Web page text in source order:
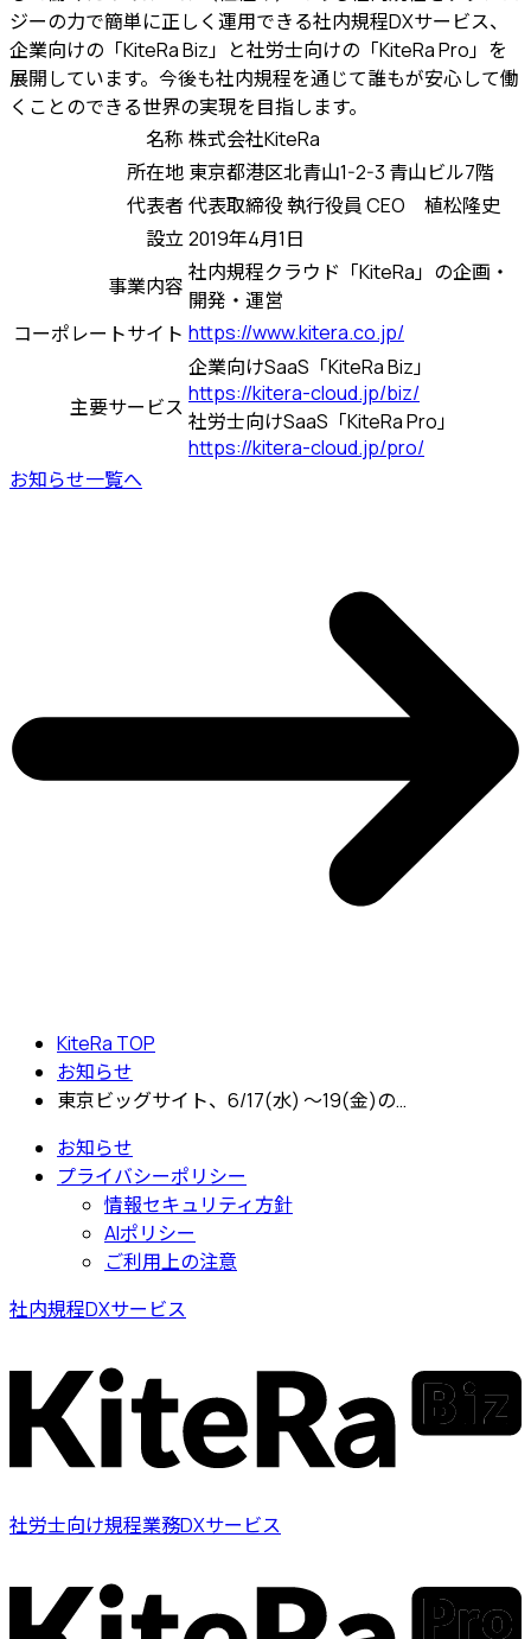
ジーの力で簡単に正しく運用できる社内規程DXサービス、
企業向けの「KiteRa Biz」と社労士向けの「KiteRa Pro」を
展開しています。今後も社内規程を通じて誰もが安心して働
くことのできる世界の実現を目指します。
名称 株式会社KiteRa
所在地 東京都港区北青山1-2-3 青山ビル7階
代表者代表取締役 執行役員 CEO 植松隆史
設立2019年4月1日
事業内容
社内規程クラウド「KiteRa」の企画・
開発・運営
コーポレートサイト https://www.kitera.co.jp/
主要サービス
企業向けSaaS「KiteRa Biz」
https://kitera-cloud.jp/biz/
社労士向けSaaS「KiteRa Pro」
https://kitera-cloud.jp/pro/
お知らせ一覧へ
KiteRa TOP
お知らせ
東京ビッグサイト、6/17(水) 〜19(金)の…
お知らせ
プライバシーポリシー
情報セキュリティ方針
AIポリシー
ご利用上の注意
社内規程DXサービス
社労士向け規程業務DXサービス